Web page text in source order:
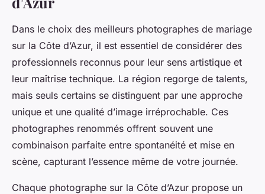
Dans le choix des meilleurs photographes de mariage
sur la Côte d’Azur, il est essentiel de considérer des
professionnels reconnus pour leur sens artistique et
leur maîtrise technique. La région regorge de talents,
mais seuls certains se distinguent par une approche
unique et une qualité d’image irréprochable. Ces
photographes renommés offrent souvent une
combinaison parfaite entre spontanéité et mise en
scène, capturant l’essence même de votre journée.
Chaque photographe sur la Côte d’Azur propose un